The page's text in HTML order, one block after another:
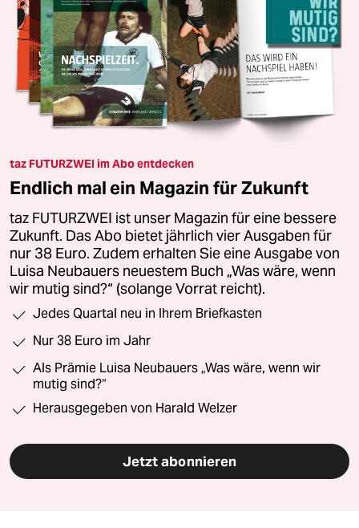
taz FUTURZWEI im Abo entdecken
Endlich mal ein Magazin für Zukunft
taz FUTURZWEI ist unser Magazin für eine bessere
Zukunft. Das Abo bietet jährlich vier Ausgaben für
nur 38 Euro. Zudem erhalten Sie eine Ausgabe von
Luisa Neubauers neuestem Buch „Was wäre, wenn
wir mutig sind?“ (solange Vorrat reicht).
Jedes Quartal neu in Ihrem Briefkasten
Nur 38 Euro im Jahr
Als Prämie Luisa Neubauers „Was wäre, wenn wir
mutig sind?“
Herausgegeben von Harald Welzer
Jetzt abonnieren